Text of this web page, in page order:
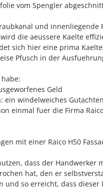
vom Spengler
und innenliegende
die aeussere Kaelte
sich hier eine prima
Pfusch in der
Geld
ein windelweiches
einmal fuer die Firma
mit einer Raico H50
dass der Handwerker
hat, den er
und so erreicht, dass dieser